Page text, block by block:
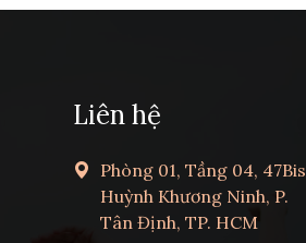
Liên hệ
Phòng 01, Tầng 04, 47Bis
Huỳnh Khương Ninh, P.
Tân Định, TP. HCM